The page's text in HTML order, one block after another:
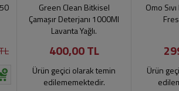
Green Clean Bitkisel
Çamaşır Deterjanı 1000Ml
Lavanta Yağlı.
400,00 TL
Ürün geçici olarak temin
edilememektedir.
Omo
Ürün